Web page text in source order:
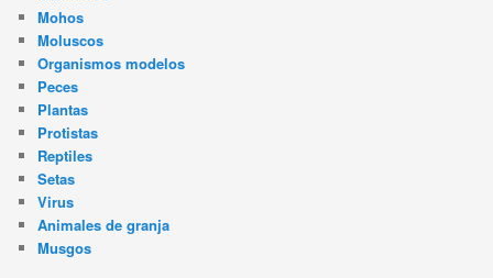
Mohos
Moluscos
Organismos modelos
Peces
Plantas
Protistas
Reptiles
Setas
Virus
Animales de granja
Musgos